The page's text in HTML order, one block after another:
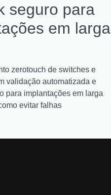
seguro para
em larga
zerotouch de switches e
validação automatizada e
para implantações em larga
evitar falhas